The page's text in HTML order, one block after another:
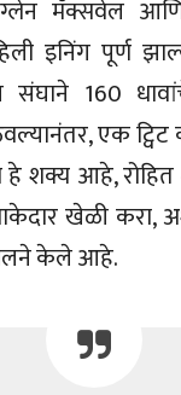
मॅक्सवेल
इनिंग पूर्ण
संघाने 160
एक
हे शक्य आहे, रोहित
खेळी
केले आहे.